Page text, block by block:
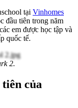
tại Vinhomes
đầu tiên trong năm
em được học tập và
quốc tế.
2.
của